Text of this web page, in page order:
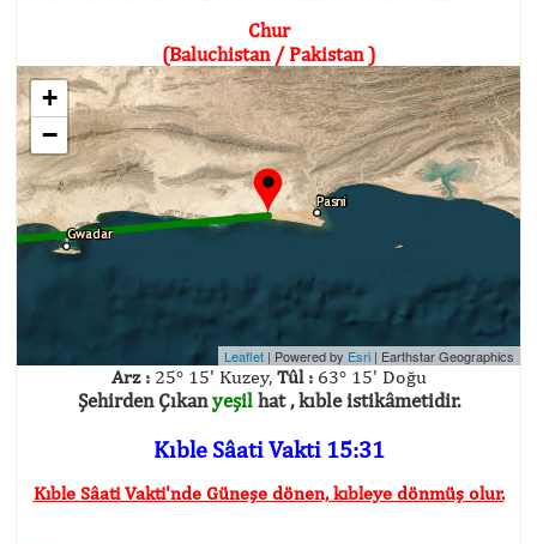
Chur
(Baluchistan / Pakistan )
+
−
Leaflet | Powered by Esri | Earthstar Geographics
Arz :25° 15' Kuzey, Tûl :63° 15' Doğu
Şehirden Çıkanyeşilhat , kıble istikâmetidir.
Kıble Sâati Vakti 15:31
Kıble Sâati Vakti'nde Güneşe dönen, kıbleye dönmüş olur.